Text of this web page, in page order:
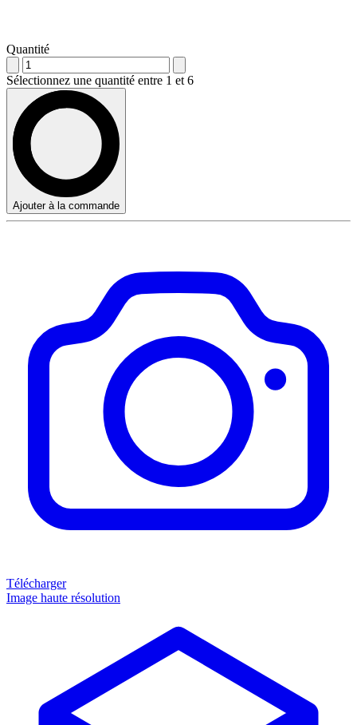
Quantité
Sélectionnez une quantité entre 1 et 6
Ajouter à la commande
Télécharger
Image haute résolution